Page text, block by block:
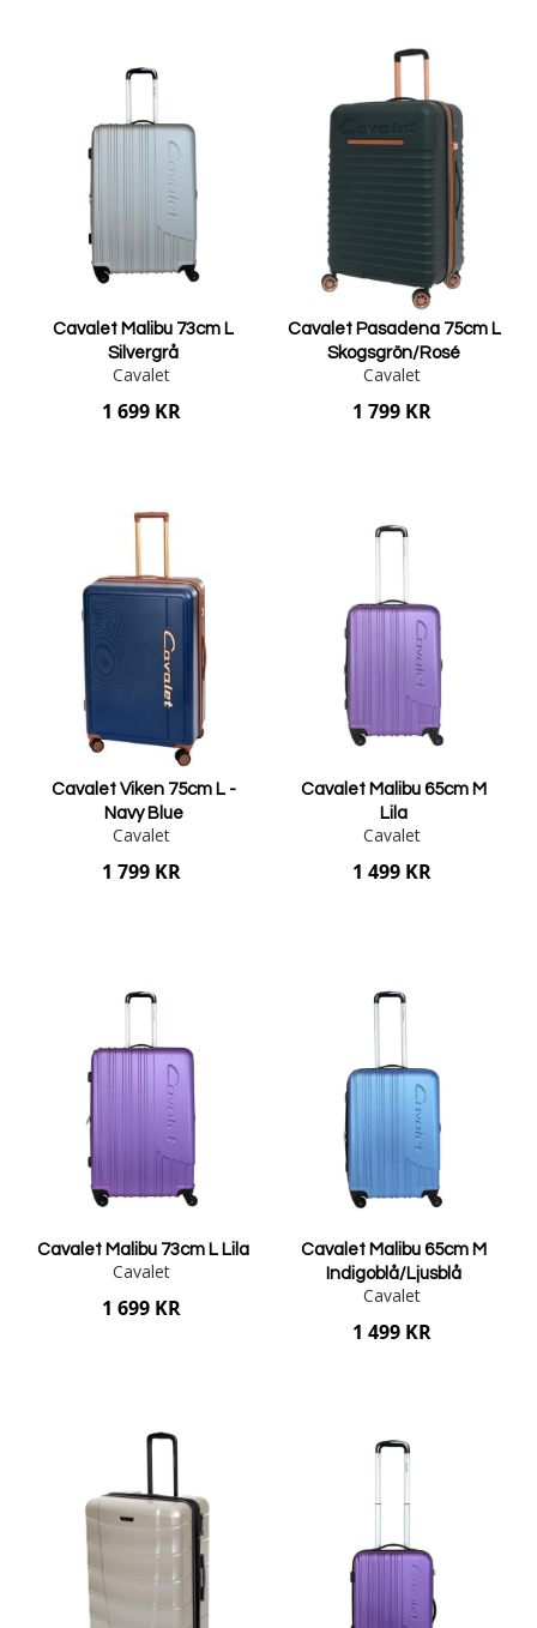
Cavalet Malibu 73cm L
Silvergrå
Cavalet
1 699 KR
Cavalet Pasadena 75cm L
Skogsgrön/Rosé
Cavalet
1 799 KR
Cavalet Viken 75cm L -
Navy Blue
Cavalet
1 799 KR
Cavalet Malibu 65cm M
Lila
Cavalet
1 499 KR
Cavalet Malibu 73cm L Lila
Cavalet
1 699 KR
Cavalet Malibu 65cm M
Indigoblå/Ljusblå
Cavalet
1 499 KR